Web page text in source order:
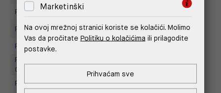
Replay Store, Mall of Split
Replay store, Tower Centar
Replay Store, Supernova Zadar
Replay Outlet Store, Designer
Outlet Croatia
Replay Outlet Store, Split
Marketinški
Na ovoj mrežnoj stranici koriste se kolačići. Molimo
Vas da pročitate Politiku o kolačićima ili prilagodite
postavke.
Prihvaćam sve